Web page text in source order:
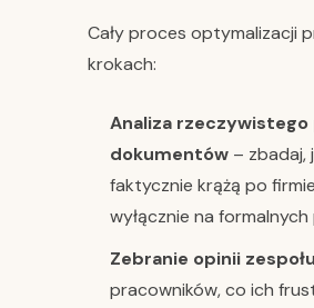
Cały proces optymalizacji
krokach:
Analiza rzeczywistego
dokumentów – zbadaj,
faktycznie krążą po
wyłącznie na
Zebranie opinii zespołu
pracowników, co ich